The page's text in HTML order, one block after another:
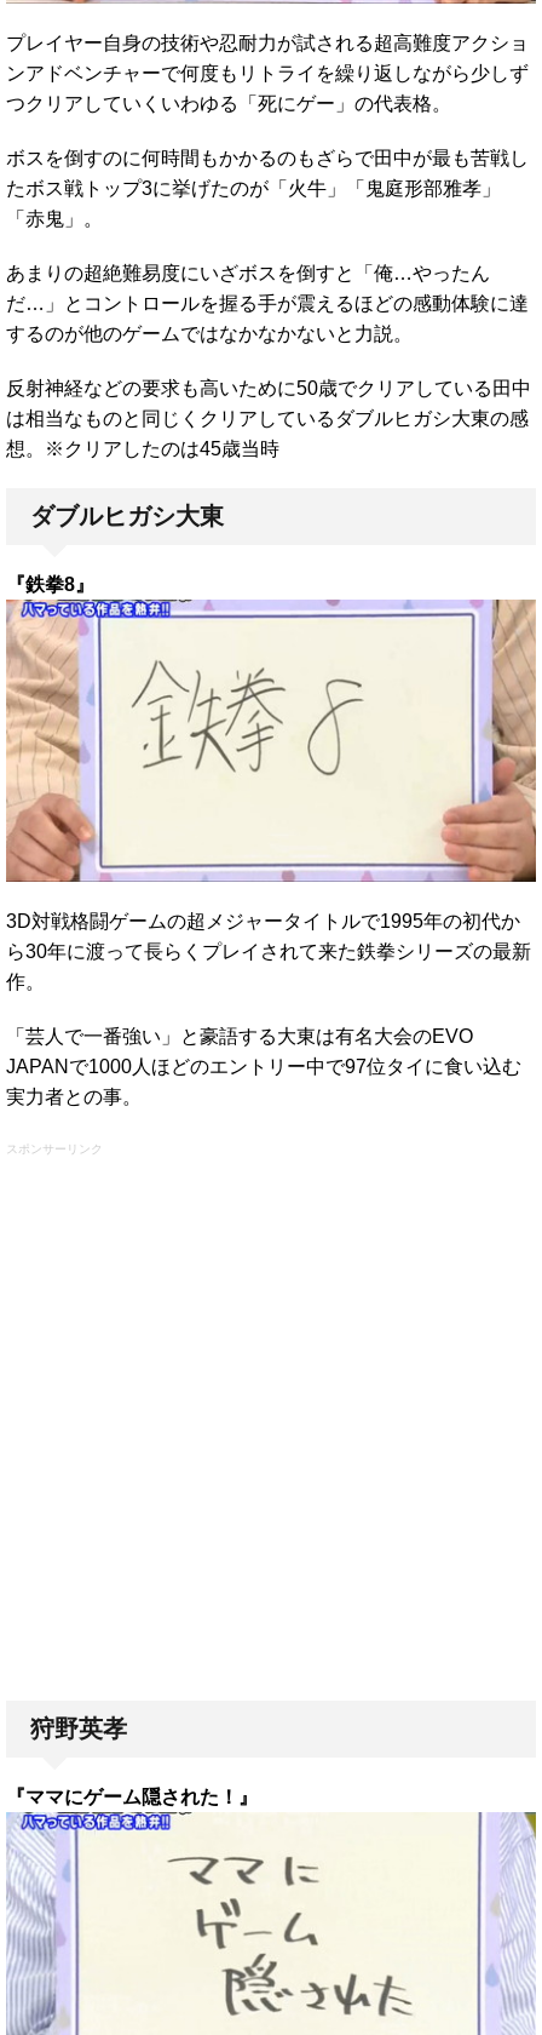
プレイヤー自身の技術や忍耐力が試される超高難度アクショ
ンアドベンチャーで何度もリトライを繰り返しながら少しず
つクリアしていくいわゆる「死にゲー」の代表格。
ボスを倒すのに何時間もかかるのもざらで田中が最も苦戦し
たボス戦トップ3に挙げたのが「火牛」「鬼庭形部雅孝」
「赤鬼」。
あまりの超絶難易度にいざボスを倒すと「俺…やったん
だ…」とコントロールを握る手が震えるほどの感動体験に達
するのが他のゲームではなかなかないと力説。
反射神経などの要求も高いために50歳でクリアしている田中
は相当なものと同じくクリアしているダブルヒガシ大東の感
想。※クリアしたのは45歳当時
ダブルヒガシ大東
『鉄拳8』
3D対戦格闘ゲームの超メジャータイトルで1995年の初代か
ら30年に渡って長らくプレイされて来た鉄拳シリーズの最新
作。
「芸人で一番強い」と豪語する大東は有名大会のEVO
JAPANで1000人ほどのエントリー中で97位タイに食い込む
実力者との事。
スポンサーリンク
狩野英孝
『ママにゲーム隠された！』